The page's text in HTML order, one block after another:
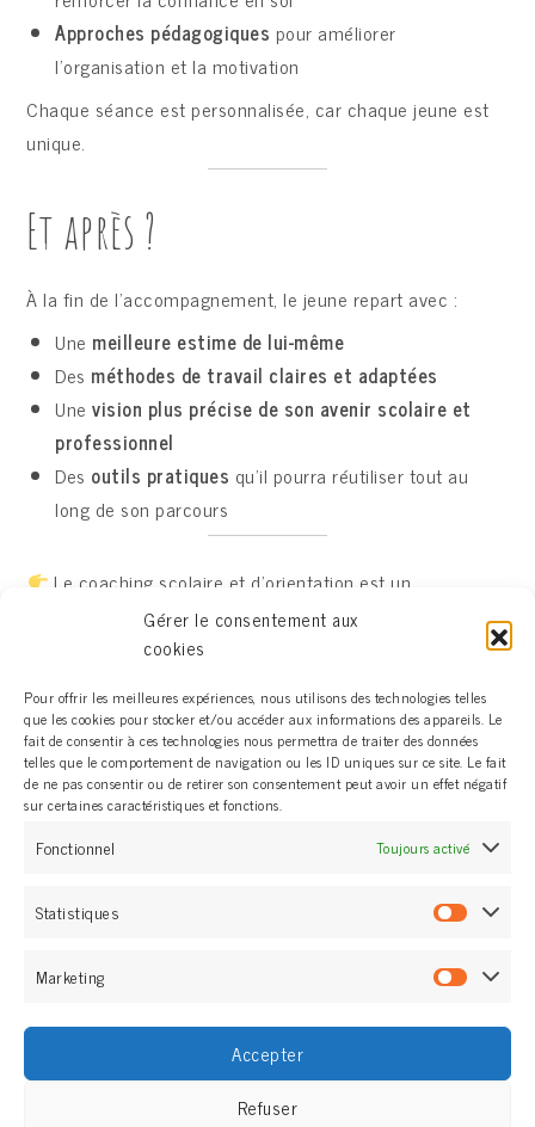
Gérer le consentement aux
cookies
Pour offrir les meilleures expériences, nous utilisons des technologies telles
que les cookies pour stocker et/ou accéder aux informations des appareils. Le
fait de consentir à ces technologies nous permettra de traiter des données
telles que le comportement de navigation ou les ID uniques sur ce site. Le fait
de ne pas consentir ou de retirer son consentement peut avoir un effet négatif
sur certaines caractéristiques et fonctions.
Fonctionnel Toujours activé
Statistiques
Marketing
Accepter
Refuser
Approches pédagogiques pour améliorer
l’organisation et la motivation
Chaque séance est personnalisée, car chaque jeune est
unique.
Et après ?
À la fin de l’accompagnement, le jeune repart avec :
Une meilleure estime de lui-même
Des méthodes de travail claires et adaptées
Unevision plus précise de son avenir scolaire et
professionnel
Des outils pratiques qu’il pourra réutiliser tout au
long de son parcours
Le coaching scolaire et d’orientation est un
investissement précieuxpour l’avenir de votre enfant : il
permet non seulement d’améliorer ses résultats scolaires,
autonome et épanoui.
Contactez-moi dès aujourd’huipour réserver une séance
découverte gratuite et offrir à votre enfant
Copyright © La Fabrique de Talents 2022 |Contact
Nos partenaires
Conditions générales de vente de coaching et produits
associés